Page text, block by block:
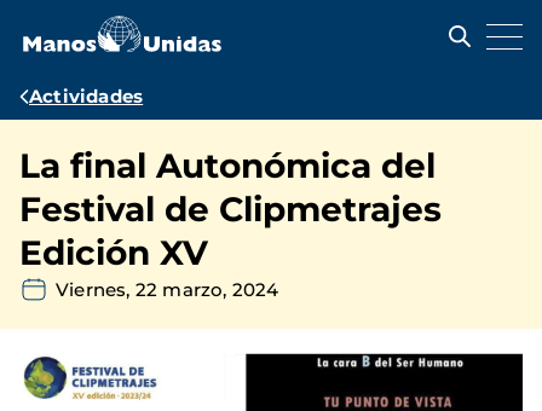
contenido
Ruta
navegación
Actividades
La final Autonómica del
Festival de Clipmetrajes
Edición XV
Viernes, 22 marzo, 2024